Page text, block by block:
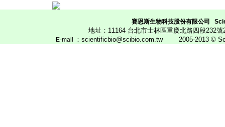
賽恩斯生物科技股份有限公司
地址：11164 台北市士林區重慶北路四段
E-mail ：scientificbio@scibio.com.tw 2005-2013 ©